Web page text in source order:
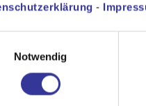
-
Notwendig